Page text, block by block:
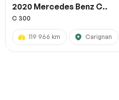
2020 Mercedes Benz C..
C 300
119 966 km Carignan